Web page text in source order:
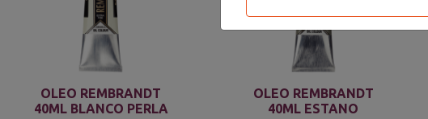
OLEO REMBRANDT
40ML BLANCO PERLA
OLEO REMBRANDT
40ML ESTANO